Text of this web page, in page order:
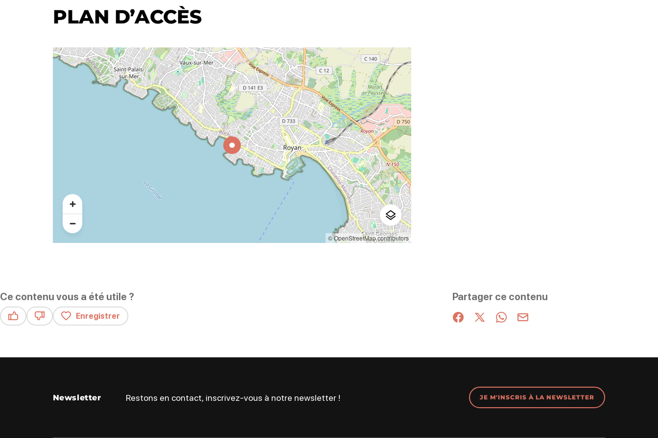
PLAN D’ACCÈS
© OpenStreetMap contributors
Ce contenu vous a été utile ?
Enregistrer
Partager ce contenu
Partager sur Facebook (nouvelle fenêtre)
Partager sur X / Twitter (nouvelle fenêtre)
Partager sur WhatsApp
Partager par mail
Newsletter Restons en contact, inscrivez-vous à notre newsletter ! JE M'INSCRIS À LA NEWSLETTER